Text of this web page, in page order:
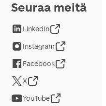
Seuraa meitä
LinkedIn
Instagram
Facebook
X
YouTube